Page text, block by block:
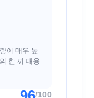
이 매우 높
한 끼 대용
/100